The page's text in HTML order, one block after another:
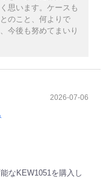
思います。ケースも
のこと、何よりで
今後も努めてまいり
2026-07-06
なKEW1051を購入し